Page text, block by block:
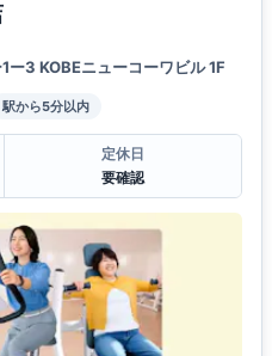
ー3 KOBEニューコーワビル 1F
駅から5分以内
定休日
要確認